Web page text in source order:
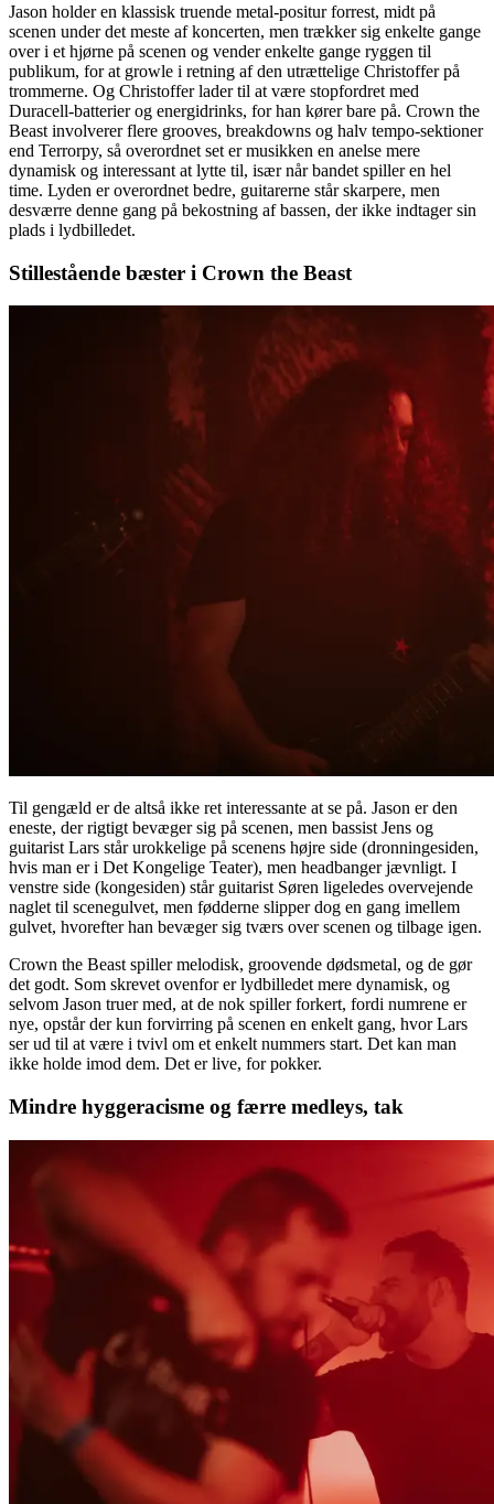
Jason holder en klassisk truende metal-positur forrest, midt på
scenen under det meste af koncerten, men trækker sig enkelte gange
over i et hjørne på scenen og vender enkelte gange ryggen til
publikum, for at growle i retning af den utrættelige Christoffer på
trommerne. Og Christoffer lader til at være stopfordret med
Duracell-batterier og energidrinks, for han kører bare på. Crown the
Beast involverer flere grooves, breakdowns og halv tempo-sektioner
end Terrorpy, så overordnet set er musikken en anelse mere
dynamisk og interessant at lytte til, især når bandet spiller en hel
time. Lyden er overordnet bedre, guitarerne står skarpere, men
desværre denne gang på bekostning af bassen, der ikke indtager sin
plads i lydbilledet.
Stillestående bæster i Crown the Beast
Til gengæld er de altså ikke ret interessante at se på. Jason er den
eneste, der rigtigt bevæger sig på scenen, men bassist Jens og
guitarist Lars står urokkelige på scenens højre side (dronningesiden,
hvis man er i Det Kongelige Teater), men headbanger jævnligt. I
venstre side (kongesiden) står guitarist Søren ligeledes overvejende
naglet til scenegulvet, men fødderne slipper dog en gang imellem
gulvet, hvorefter han bevæger sig tværs over scenen og tilbage igen.
Crown the Beast spiller melodisk, groovende dødsmetal, og de gør
det godt. Som skrevet ovenfor er lydbilledet mere dynamisk, og
selvom Jason truer med, at de nok spiller forkert, fordi numrene er
nye, opstår der kun forvirring på scenen en enkelt gang, hvor Lars
ser ud til at være i tvivl om et enkelt nummers start. Det kan man
ikke holde imod dem. Det er live, for pokker.
Mindre hyggeracisme og færre medleys, tak